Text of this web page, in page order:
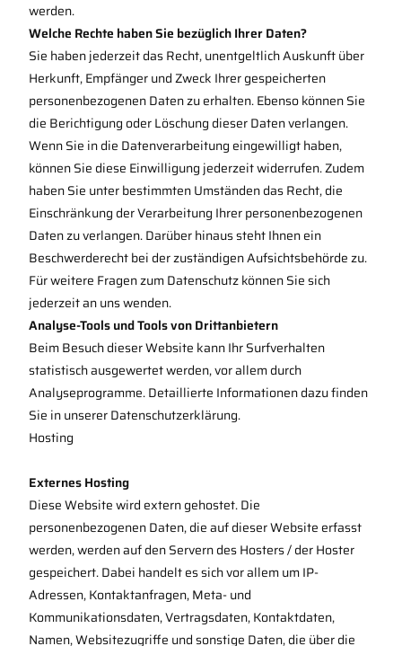
werden.
Welche Rechte haben Sie bezüglich Ihrer Daten?
Sie haben jederzeit das Recht, unentgeltlich Auskunft über
Herkunft, Empfänger und Zweck Ihrer gespeicherten
personenbezogenen Daten zu erhalten. Ebenso können Sie
die Berichtigung oder Löschung dieser Daten verlangen.
Wenn Sie in die Datenverarbeitung eingewilligt haben,
können Sie diese Einwilligung jederzeit widerrufen. Zudem
haben Sie unter bestimmten Umständen das Recht, die
Einschränkung der Verarbeitung Ihrer personenbezogenen
Daten zu verlangen. Darüber hinaus steht Ihnen ein
Beschwerderecht bei der zuständigen Aufsichtsbehörde zu.
Für weitere Fragen zum Datenschutz können Sie sich
jederzeit an uns wenden.
Analyse-Tools und Tools von Drittanbietern
Beim Besuch dieser Website kann Ihr Surfverhalten
statistisch ausgewertet werden, vor allem durch
Analyseprogramme. Detaillierte Informationen dazu finden
Sie in unserer Datenschutzerklärung.
Hosting
Externes Hosting
Diese Website wird extern gehostet. Die
personenbezogenen Daten, die auf dieser Website erfasst
werden, werden auf den Servern des Hosters / der Hoster
gespeichert. Dabei handelt es sich vor allem um IP-
Adressen, Kontaktanfragen, Meta- und
Kommunikationsdaten, Vertragsdaten, Kontaktdaten,
Namen, Websitezugriffe und sonstige Daten, die über die